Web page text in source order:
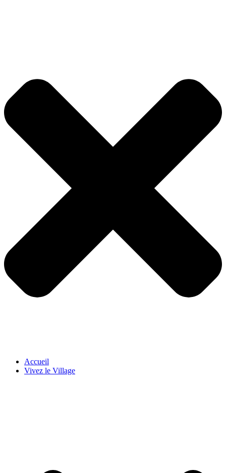
Accueil
Vivez le Village